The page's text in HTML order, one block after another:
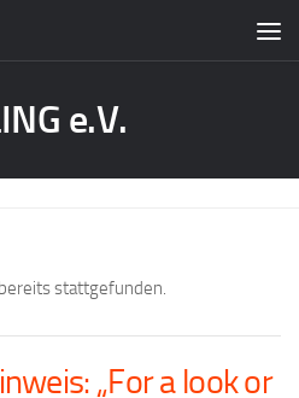
stattgefunden.
„For a look or